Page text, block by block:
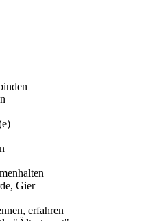
Gier
erfahren